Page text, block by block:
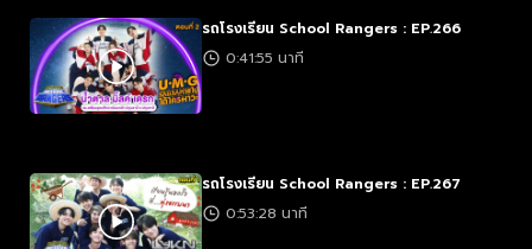
รถโรงเรียน School Rangers : EP.266
0:41:55 นาที
รถโรงเรียน School Rangers : EP.267
0:53:28 นาที